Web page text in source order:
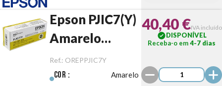
Epson PJIC7(Y)
Amarelo
Original
Ref.: OREPPJIC7Y
Cor : Amarelo
40,40 €IVA incluído
DISPONÍVEL
Receba-o em4-7 dias